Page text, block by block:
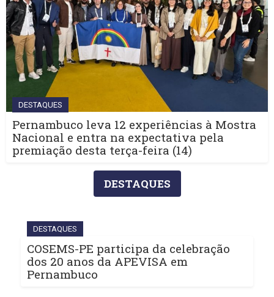
DESTAQUES
Pernambuco leva 12 experiências à Mostra
Nacional e entra na expectativa pela
premiação desta terça-feira (14)
DESTAQUES
DESTAQUES
COSEMS-PE participa da celebração
dos 20 anos da APEVISA em
Pernambuco